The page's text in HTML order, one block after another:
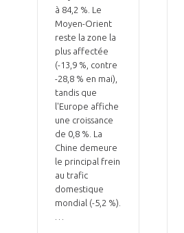
à 84,2 %. Le
Moyen-Orient
reste la zone la
plus affectée
(-13,9 %, contre
-28,8 % en mai),
tandis que
l'Europe affiche
une croissance
de 0,8 %. La
Chine demeure
le principal frein
au trafic
domestique
mondial (-5,2 %).